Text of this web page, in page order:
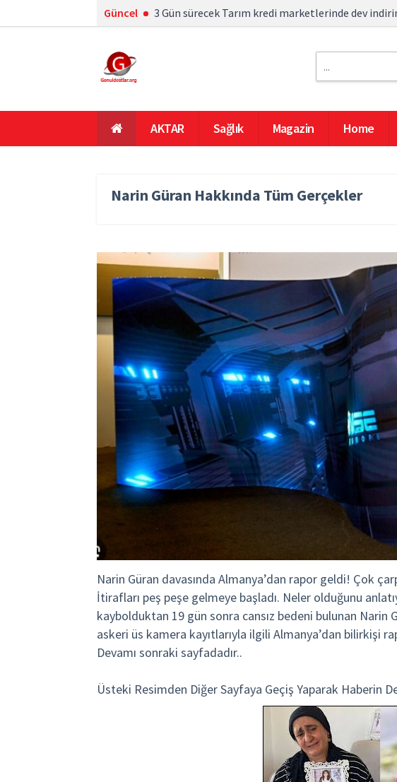
Güncel 3 Gün sürecek Tarım kredi marketlerinde dev
AKTAR Sağlık Magazin Home
Narin Güran Hakkında Tüm Gerçekler
Narin Güran davasında Almanya’dan rapor geldi! Çok
İtirafları peş peşe gelmeye başladı. Neler olduğunu
kaybolduktan 19 gün sonra cansız bedeni bulunan Narin
askeri üs kamera kayıtlarıyla ilgili Almanya’dan bilirkişi
Devamı sonraki sayfadadır..
Üsteki Resimden Diğer Sayfaya Geçiş Yaparak Haberin